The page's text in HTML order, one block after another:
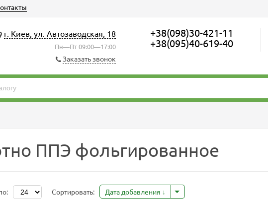
г. Киев, ул. Автозаводская, 18
Пн—Пт 09:00—17:00
Заказать звонок
+38(098)30-421-11
+38(095)40-619-40
ППЭ фольгированное
Сортировать: Дата добавления